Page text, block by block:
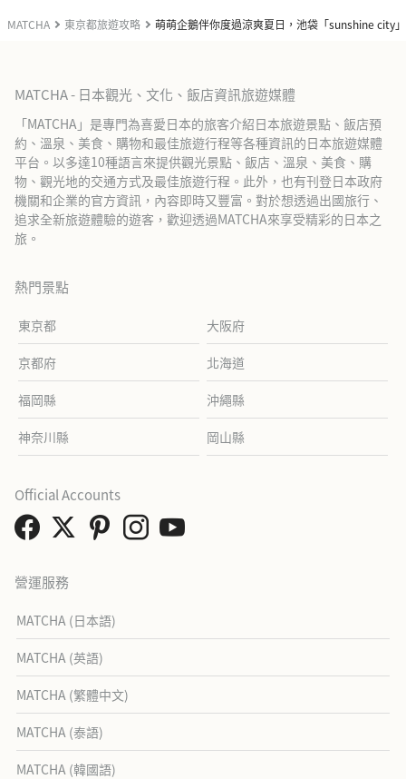
MATCHA 東京都旅遊攻略 萌萌企鵝伴你度過涼爽夏日，池袋「sunshine city
MATCHA - 日本觀光、文化、飯店資訊旅遊媒體
「MATCHA」是專門為喜愛日本的旅客介紹日本旅遊景點、飯店預
約、溫泉、美食、購物和最佳旅遊行程等各種資訊的日本旅遊媒體
平台。以多達10種語言來提供觀光景點、飯店、溫泉、美食、購
物、觀光地的交通方式及最佳旅遊行程。此外，也有刊登日本政府
機關和企業的官方資訊，內容即時又豐富。對於想透過出國旅行、
追求全新旅遊體驗的遊客，歡迎透過MATCHA來享受精彩的日本之
旅。
熱門景點
東京都 大阪府
京都府 北海道
福岡縣 沖繩縣
神奈川縣 岡山縣
營運服務
MATCHA (日本語)
MATCHA (英語)
MATCHA (繁體中文)
MATCHA (泰語)
MATCHA (韓國語)
Official Accounts